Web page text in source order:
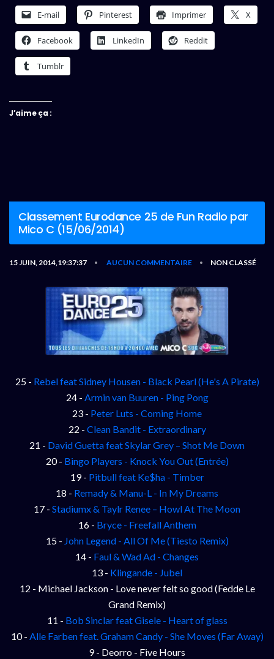
E-mail Pinterest Imprimer X
Facebook LinkedIn Reddit
Tumblr
J’aime ça :
Classement Eurodance 25 de Fun Radio par
Mico C (15/06/2014)
15 JUIN, 2014,19:37:37 • AUCUN COMMENTAIRE • NON CLASSÉ
25 - Rebel feat Sidney Housen - Black Pearl (He's A Pirate)
24 - Armin van Buuren - Ping Pong
23 - Peter Luts - Coming Home
22 - Clean Bandit - Extraordinary
21 - David Guetta feat Skylar Grey – Shot Me Down
20 - Bingo Players - Knock You Out (Entrée)
19 - Pitbull feat Ke$ha - Timber
18 - Remady & Manu-L - In My Dreams
17 - Stadiumx & Taylr Renee – Howl At The Moon
16 - Bryce - Freefall Anthem
15 - John Legend - All Of Me (Tiesto Remix)
14 - Faul & Wad Ad - Changes
13 - Klingande - Jubel
12 - Michael Jackson - Love never felt so good (Fedde Le
Grand Remix)
11 - Bob Sinclar feat Gisele - Heart of glass
10 - Alle Farben feat. Graham Candy - She Moves (Far Away)
9 - Deorro - Five Hours